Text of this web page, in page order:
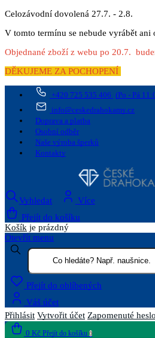
Celozávodní dovolená 27.7. - 2.8.
V tomto termínu se nebude vyrábět ani
Objednané zboží z webu po 20.7.
DĚKUJEME ZA POCHOPENÍ
+420 725 535 406 (Po - Pá
info@ceskedrahokamy.cz
Doprava a platba
Osobní odběr
Naše výroba šperků
Kontakty
Vyhledat
Více
Přejít do košíku
Košík je prázdný
Otevřít menu
Přejít do oblíbených
Váš účet
Přihlásit Vytvořit účet Zapomenuté heslo
0 Kč Přejít do košíku 0